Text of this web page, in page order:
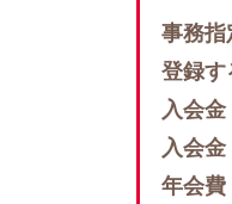
事務指
登録す
入会
入会
年会費